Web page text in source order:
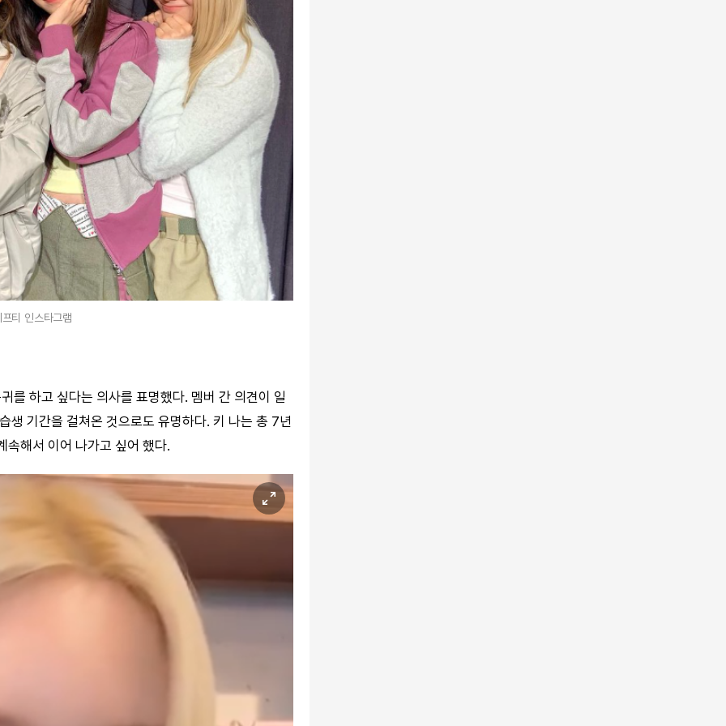
티 인스타그램
를 하고 싶다는 의사를 표명했다. 멤버 간 의견이 일
생 기간을 걸쳐온 것으로도 유명하다. 키 나는 총 7년
속해서 이어 나가고 싶어 했다.